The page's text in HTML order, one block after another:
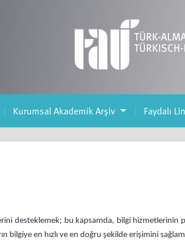
Kurumsal Akademik Arşiv Faydalı
desteklemek; bu kapsamda, bilgi hizmetlerinin
bilgiye en hızlı ve en doğru şekilde erişimini